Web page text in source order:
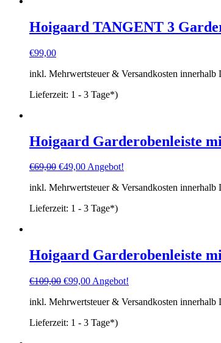
Hoigaard TANGENT 3
€99,00
inkl. Mehrwertsteuer & Versandkosten innerhalb
Lieferzeit: 1 - 3 Tage*)
Hoigaard Garderobenleiste
€69,00 Ursprünglicher
war:
€49,00Aktueller
ist:
Angebot!
inkl. Mehrwertsteuer & Versandkosten innerhalb
Lieferzeit: 1 - 3 Tage*)
Hoigaard Garderobenleiste
€109,00 Ursprünglicher
war:
€99,00Aktueller
ist:
Angebot!
inkl. Mehrwertsteuer & Versandkosten innerhalb
Lieferzeit: 1 - 3 Tage*)